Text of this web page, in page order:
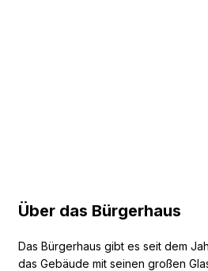
Über das Bürgerhaus
Das Bürgerhaus gibt es seit dem
das Gebäude mit seinen großen